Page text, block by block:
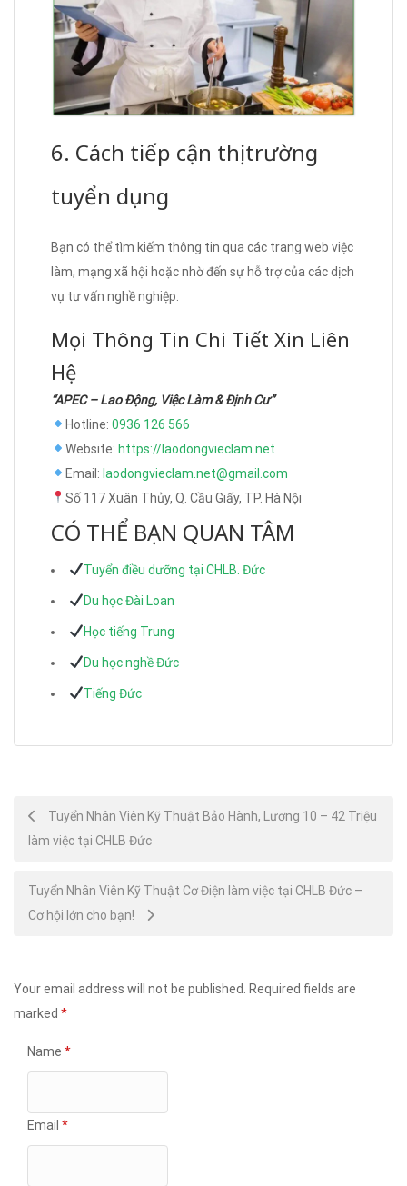
6. Cách tiếp cận thị trường
tuyển dụng
Bạn có thể tìm kiếm thông tin qua các trang web việc
làm, mạng xã hội hoặc nhờ đến sự hỗ trợ của các dịch
vụ tư vấn nghề nghiệp.
Mọi Thông Tin Chi Tiết Xin Liên
Hệ
“APEC – Lao Động, Việc Làm & Định Cư”
Hotline: 0936 126 566
Website: https://laodongvieclam.net
Email: laodongvieclam.net@gmail.com
Số 117 Xuân Thủy, Q. Cầu Giấy, TP. Hà Nội
CÓ THỂ BẠN QUAN TÂM
Tuyển điều dưỡng tại CHLB. Đức
Du học Đài Loan
Học tiếng Trung
Du học nghề Đức
Tiếng Đức
Post
navigation
Tuyển Nhân Viên Kỹ Thuật Bảo Hành, Lương 10 – 42 Triệu
làm việc tại CHLB Đức
Tuyển Nhân Viên Kỹ Thuật Cơ Điện làm việc tại CHLB Đức –
Cơ hội lớn cho bạn!
Your email address will not be published.
Required fields are
marked *
Name *
Email *